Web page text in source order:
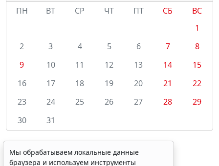
ПН
ВТ СР ЧТ ПТ СБ
ВС
1
2
3 4 5 6 7
8
9
10 11 12 13 14
15
16
17 18 19 20 21
22
23
24 25 26 27 28
29
30
31
Мы обрабатываем локальные данные
браузера и используем инструменты